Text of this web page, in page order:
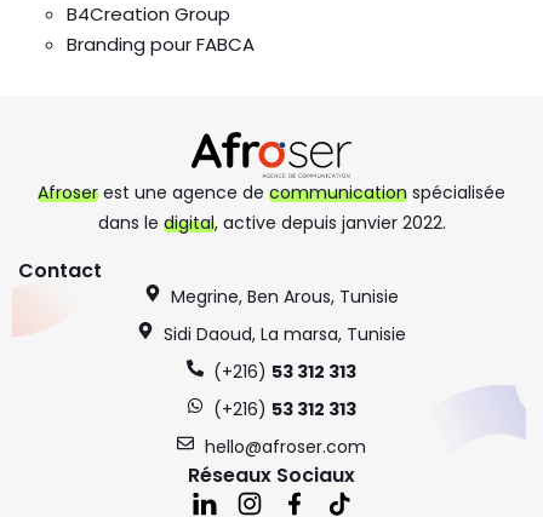
B4Creation Group
Branding pour FABCA
Afroser est une agence de communication spécialisée
dans le digital, active depuis janvier 2022.
Contact
Megrine, Ben Arous, Tunisie
Sidi Daoud, La marsa, Tunisie
(+216) 53 312 313
(+216) 53 312 313
hello@afroser.com
Réseaux Sociaux